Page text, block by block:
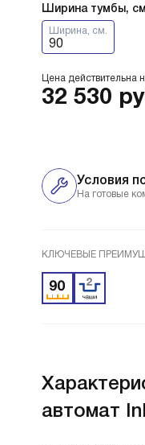
Ширина тумбы,
Ширина, см.
90
Цена действительна
32 530
Условия
На готовые
КЛЮЧЕВЫЕ
автомат